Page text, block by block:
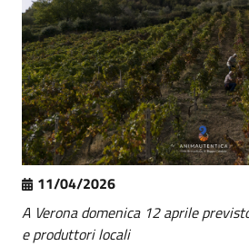
11/04/2026
A Verona domenica 12 aprile
e produttori locali